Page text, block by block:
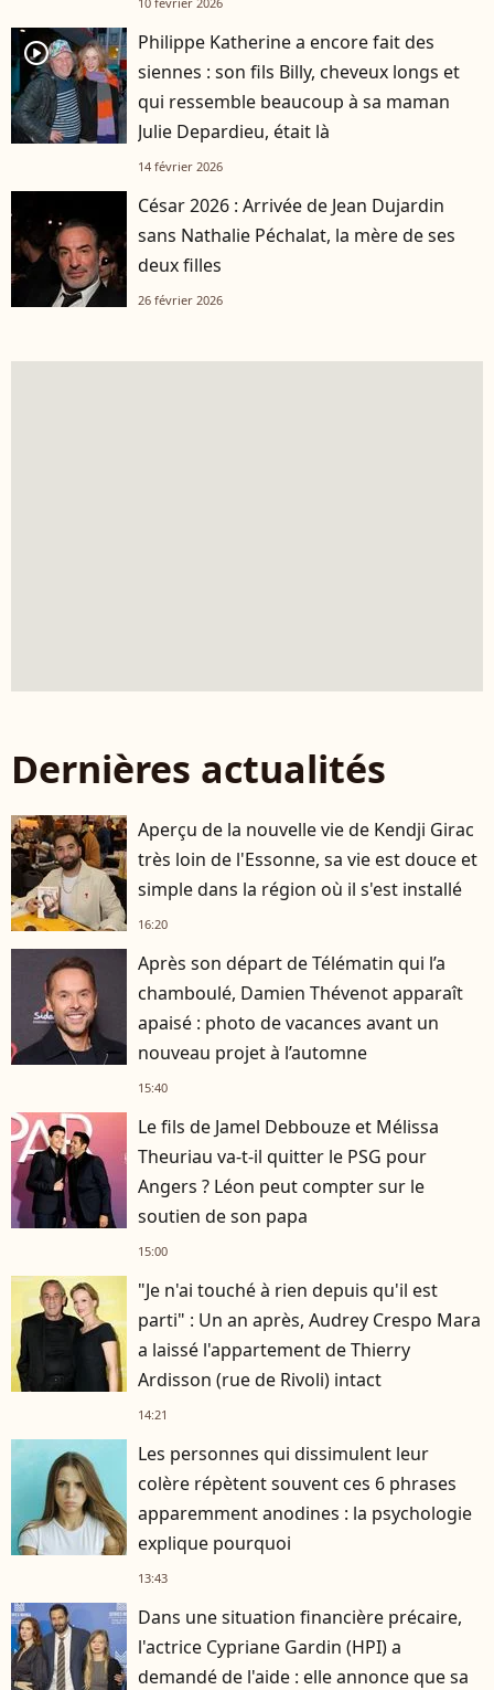
player2
Philippe Katherine a encore fait des
siennes : son fils Billy, cheveux longs et
qui ressemble beaucoup à sa maman
Julie Depardieu, était là
14 février 2026
César 2026 : Arrivée de Jean Dujardin
sans Nathalie Péchalat, la mère de ses
deux filles
26 février 2026
Dernières actualités
Aperçu de la nouvelle vie de Kendji Girac
très loin de l'Essonne, sa vie est douce et
simple dans la région où il s'est installé
16:20
Après son départ de Télématin qui l’a
chamboulé, Damien Thévenot apparaît
apaisé : photo de vacances avant un
nouveau projet à l’automne
15:40
Le fils de Jamel Debbouze et Mélissa
Theuriau va-t-il quitter le PSG pour
Angers ? Léon peut compter sur le
soutien de son papa
15:00
"Je n'ai touché à rien depuis qu'il est
parti" : Un an après, Audrey Crespo Mara
a laissé l'appartement de Thierry
Ardisson (rue de Rivoli) intact
14:21
Les personnes qui dissimulent leur
colère répètent souvent ces 6 phrases
apparemment anodines : la psychologie
explique pourquoi
13:43
Dans une situation financière précaire,
l'actrice Cypriane Gardin (HPI) a
demandé de l'aide : elle annonce que sa